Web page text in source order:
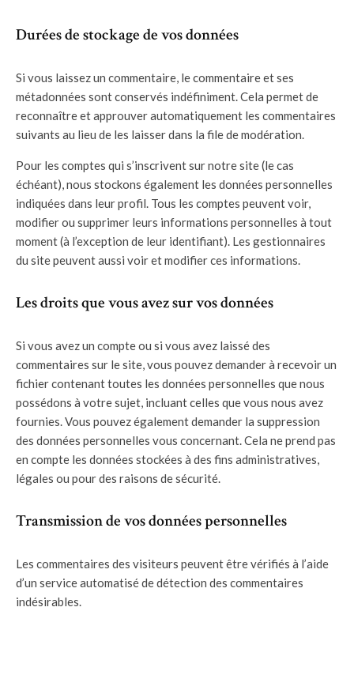
Durées de stockage de vos données
Si vous laissez un commentaire, le commentaire et ses
métadonnées sont conservés indéfiniment. Cela permet de
reconnaître et approuver automatiquement les commentaires
suivants au lieu de les laisser dans la file de modération.
Pour les comptes qui s’inscrivent sur notre site (le cas
échéant), nous stockons également les données personnelles
indiquées dans leur profil. Tous les comptes peuvent voir,
modifier ou supprimer leurs informations personnelles à tout
moment (à l’exception de leur identifiant). Les gestionnaires
du site peuvent aussi voir et modifier ces informations.
Les droits que vous avez sur vos données
Si vous avez un compte ou si vous avez laissé des
commentaires sur le site, vous pouvez demander à recevoir un
fichier contenant toutes les données personnelles que nous
possédons à votre sujet, incluant celles que vous nous avez
fournies. Vous pouvez également demander la suppression
des données personnelles vous concernant. Cela ne prend pas
en compte les données stockées à des fins administratives,
légales ou pour des raisons de sécurité.
Transmission de vos données personnelles
Les commentaires des visiteurs peuvent être vérifiés à l’aide
d’un service automatisé de détection des commentaires
indésirables.